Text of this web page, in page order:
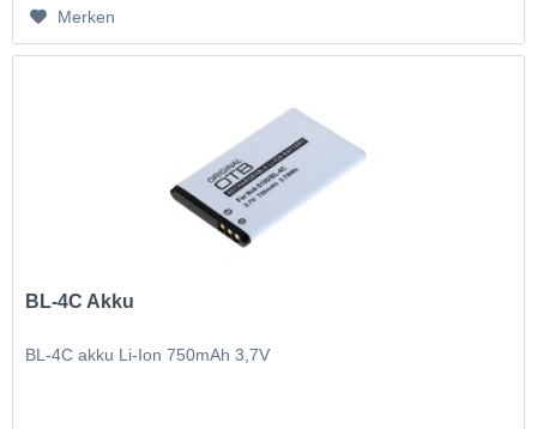
Merken
BL-4C Akku
BL-4C akku Li-Ion 750mAh 3,7V